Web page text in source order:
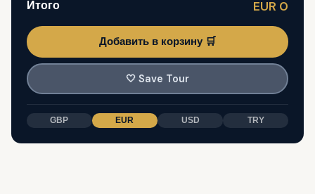
Итого EUR 0
Добавить в корзину 🛒
🤍 Save Tour
GBP EUR USD TRY